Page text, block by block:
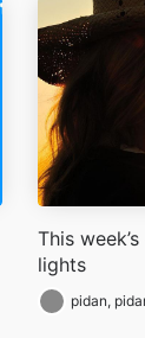
This
lights
pidan,